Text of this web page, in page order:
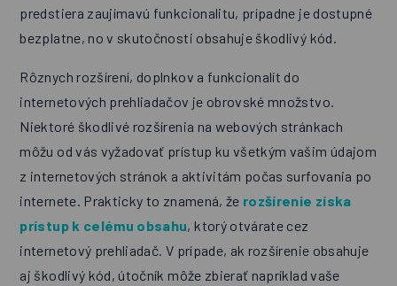
predstiera zaujímavú funkcionalitu, prípadne je dostupné
bezplatne, no v skutočnosti obsahuje škodlivý kód.
Rôznych rozšírení, doplnkov a funkcionalít do
internetových prehliadačov je obrovské množstvo.
Niektoré škodlivé rozšírenia na webových stránkach
môžu od vás vyžadovať prístup ku všetkým vašim údajom
z internetových stránok a aktivitám počas surfovania po
internete. Prakticky to znamená, že rozšírenie získa
prístup k celému obsahu, ktorý otvárate cez
internetový prehliadač. V prípade, ak rozšírenie obsahuje
aj škodlivý kód, útočník môže zbierať napríklad vaše